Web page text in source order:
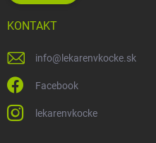
KONTAKT
info@ lekarenvkocke.sk
Facebook
lekarenvkocke